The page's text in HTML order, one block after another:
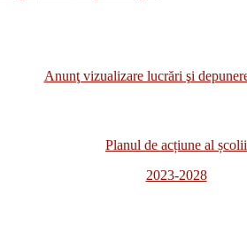
Anunţ vizualizare lucrări şi
Planul de acțiune al școlii
2023-2028